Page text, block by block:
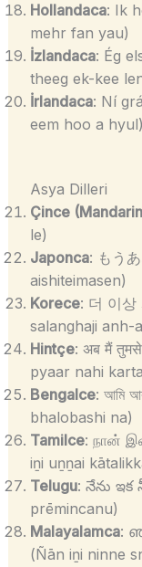
Hollandaca: Ik
mehr fan yau)
İzlandaca: Ég
theeg ek-kee
İrlandaca: Ní
eem hoo a hyul)
Asya Dilleri
Çince
le)
Japonca: もう
aishiteimasen)
Korece: 더 이상
salanghaji anh-
Hintçe: अब मैं तुमसे
pyaar nahi
Bengalce: আমি
bhalobashi na)
Tamilce: நான்
iṉi uṉṉai
Telugu: నేను ఇక
prēmincanu)
Malayalamca:
(Ñān iṉi ninne